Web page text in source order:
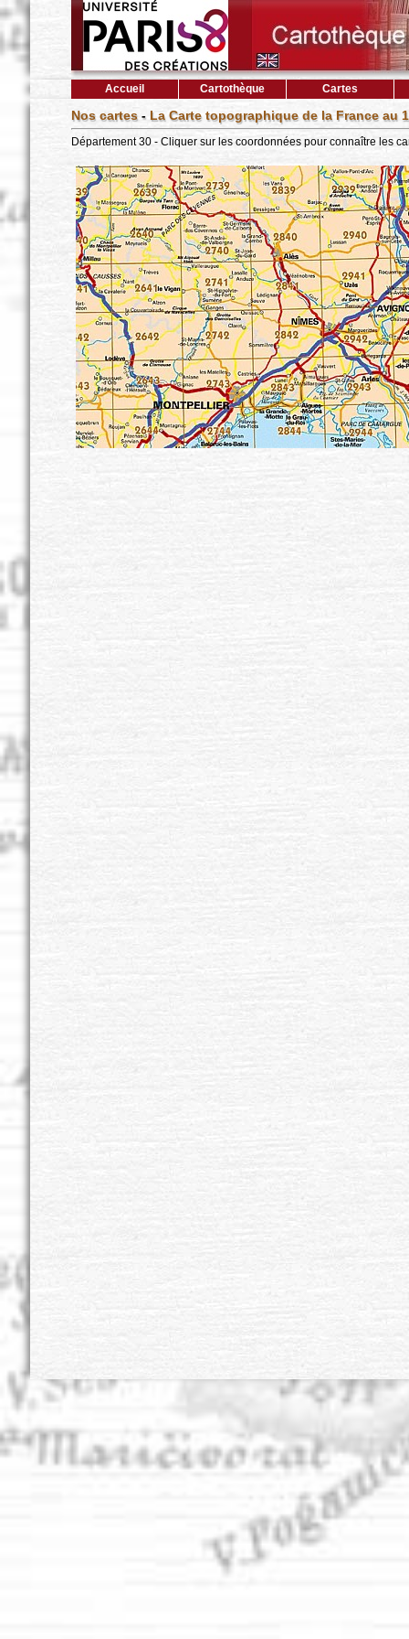
Accueil Cartothèque Cartes
Nos cartes- La Carte topographique de la France au
Département 30 - Cliquer sur les coordonnées pour connaître les